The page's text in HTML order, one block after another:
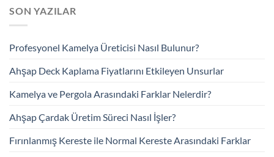
SON YAZILAR
Profesyonel Kamelya Üreticisi Nasıl Bulunur?
Ahşap Deck Kaplama Fiyatlarını Etkileyen Unsurlar
Kamelya ve Pergola Arasındaki Farklar Nelerdir?
Ahşap Çardak Üretim Süreci Nasıl İşler?
Fırınlanmış Kereste ile Normal Kereste Arasındaki Farklar